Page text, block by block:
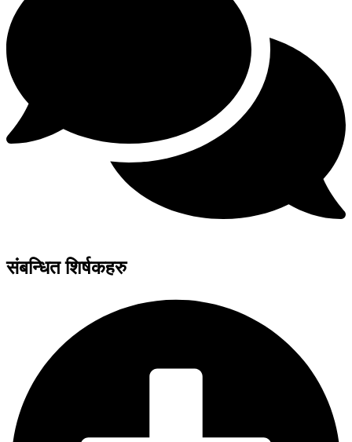
संबन्धित शिर्षकहरु